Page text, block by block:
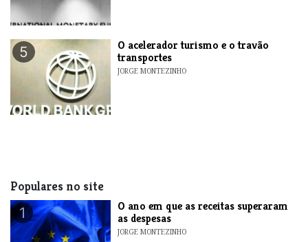
5
O acelerador turismo e o travão
transportes
JORGE MONTEZINHO
Populares no site
1
O ano em que as receitas superaram
as despesas
JORGE MONTEZINHO